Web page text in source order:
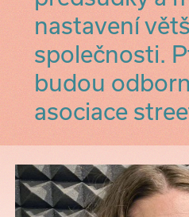
nastavení
společnosti.
budou
asociace